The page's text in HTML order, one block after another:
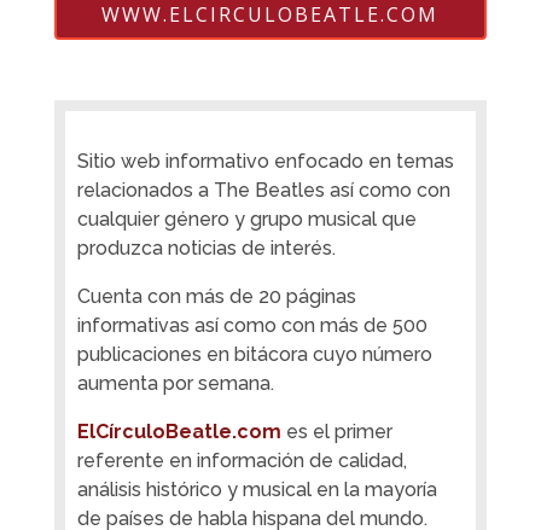
WWW.ELCIRCULOBEATLE.COM
Sitio web informativo enfocado en temas
relacionados a The Beatles así como con
cualquier género y grupo musical que
produzca noticias de interés.
Cuenta con más de 20 páginas
informativas así como con más de 500
publicaciones en bitácora cuyo número
aumenta por semana.
ElCírculoBeatle.com es el primer
referente en información de calidad,
análisis histórico y musical en la mayoría
de países de habla hispana del mundo.